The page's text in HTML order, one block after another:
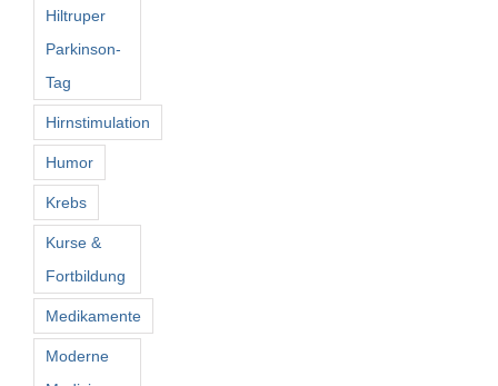
Hiltruper
Parkinson-
Tag
Hirnstimulation
Humor
Krebs
Kurse &
Fortbildung
Medikamente
Moderne